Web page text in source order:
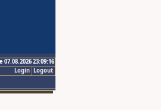
23:09:16
Logout
Login